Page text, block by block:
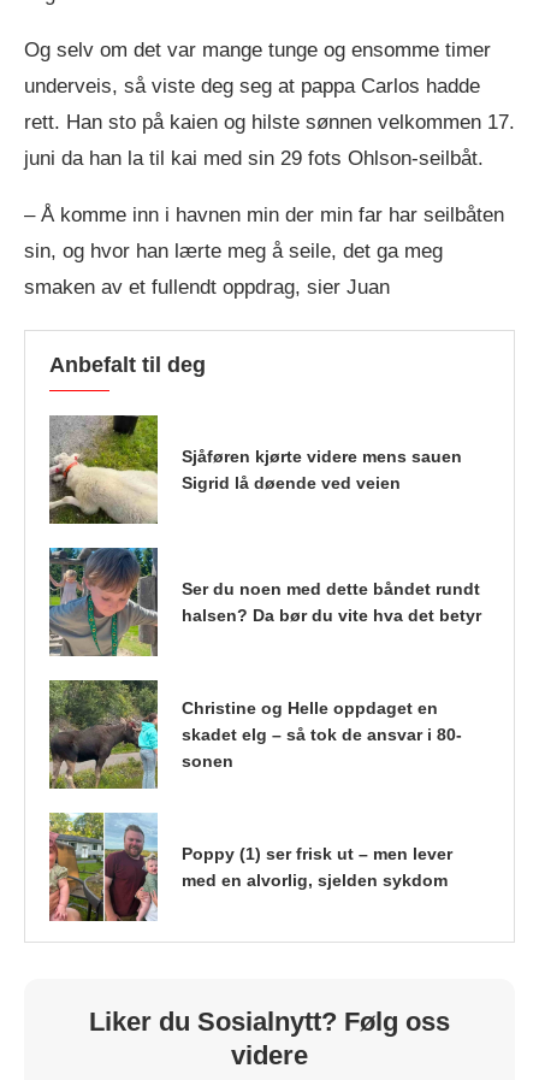
Og selv om det var mange tunge og ensomme timer
underveis, så viste deg seg at pappa Carlos hadde
rett. Han sto på kaien og hilste sønnen velkommen 17.
juni da han la til kai med sin 29 fots Ohlson-seilbåt.
– Å komme inn i havnen min der min far har seilbåten
sin, og hvor han lærte meg å seile, det ga meg
smaken av et fullendt oppdrag, sier Juan
Anbefalt til deg
Sjåføren kjørte videre mens sauen
Sigrid lå døende ved veien
Ser du noen med dette båndet rundt
halsen? Da bør du vite hva det betyr
Christine og Helle oppdaget en
skadet elg – så tok de ansvar i 80-
sonen
Poppy (1) ser frisk ut – men lever
med en alvorlig, sjelden sykdom
Liker du Sosialnytt? Følg oss
videre